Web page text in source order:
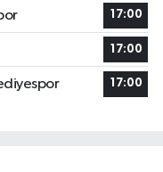
17:00
17:00
17:00